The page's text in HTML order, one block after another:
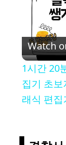
Watch
1시간 20
집기 초
래식 편